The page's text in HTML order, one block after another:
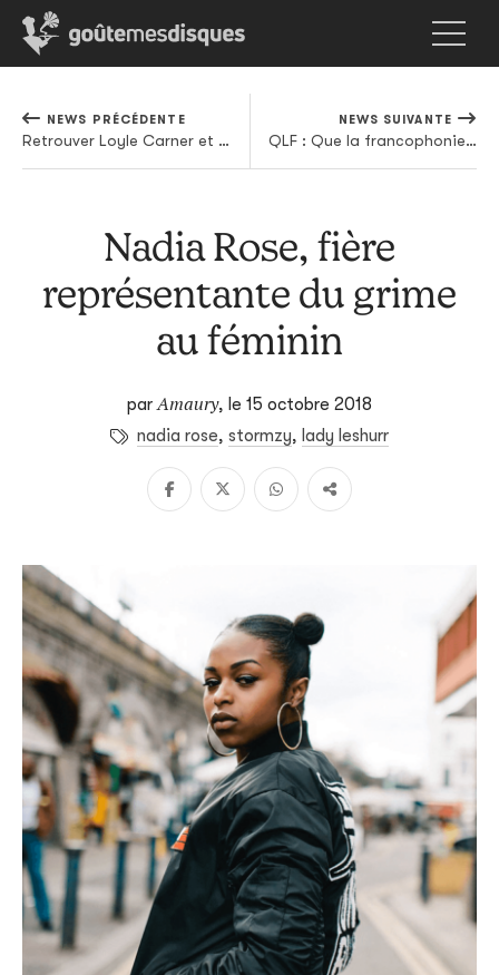
NEWS PRÉCÉDENTE
Retrouver Loyle Carner et être heureux
NEWS SUIVANTE
QLF : Que la francophonie. L'observatoire du rap en français #18
Nadia Rose, fière
représentante du grime
au féminin
parAmaury, le 15 octobre 2018
nadia rose, stormzy, lady leshurr